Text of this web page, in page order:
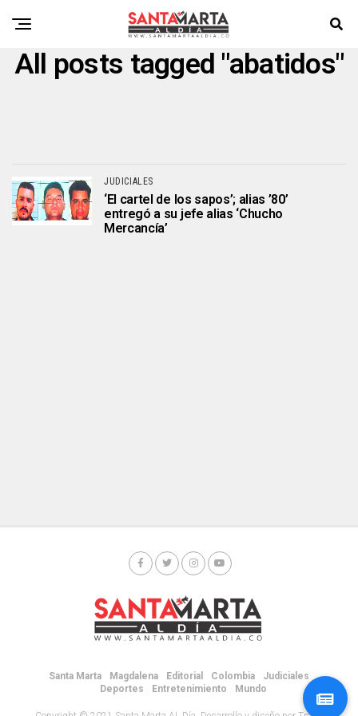
All posts tagged "abatidos"
JUDICIALES
‘El cartel de los sapos’; alias ’80’
entregó a su jefe alias ‘Chucho
Mercancía’
Santa Marta Magdalena Editorial Colombia
Judiciales
Deportes
Entretenimiento Mundo